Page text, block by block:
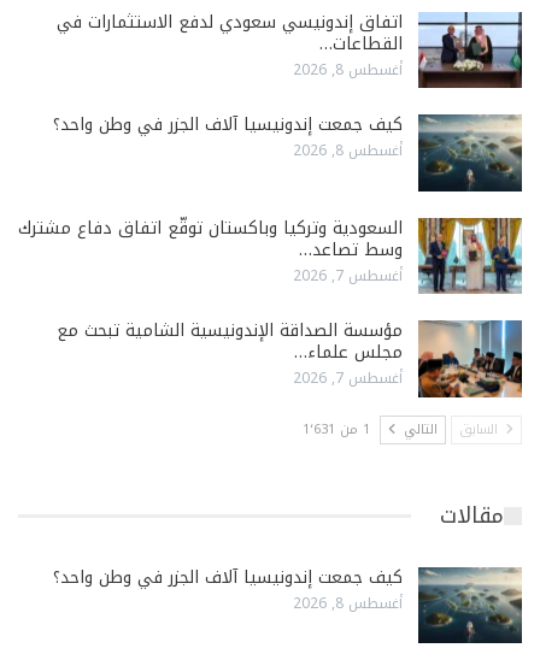
اتفاق إندونيسي سعودي لدفع الاستثمارات في
القطاعات…
أغسطس 8, 2026
كيف جمعت إندونيسيا آلاف الجزر في وطن واحد؟
أغسطس 8, 2026
السعودية وتركيا وباكستان توقّع اتفاق دفاع مشترك
وسط تصاعد…
أغسطس 7, 2026
مؤسسة الصداقة الإندونيسية الشامية تبحث مع
مجلس علماء…
أغسطس 7, 2026
السابق التالي 1 من 1٬631
مقالات
كيف جمعت إندونيسيا آلاف الجزر في وطن واحد؟
أغسطس 8, 2026